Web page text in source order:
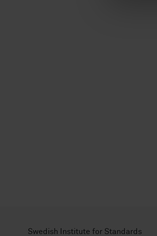
Swedish Institute for Standards